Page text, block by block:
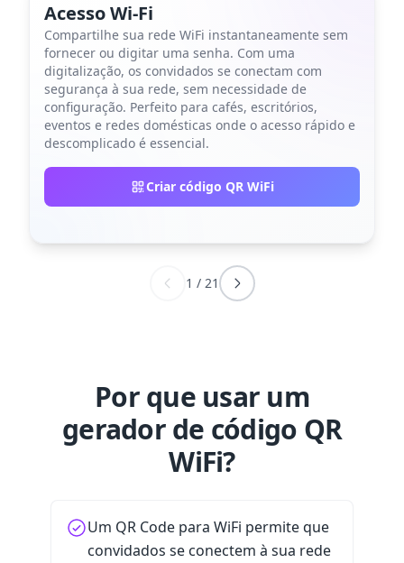
Acesso Wi-Fi
Compartilhe sua rede WiFi instantaneamente sem
fornecer ou digitar uma senha. Com uma
digitalização, os convidados se conectam com
segurança à sua rede, sem necessidade de
configuração. Perfeito para cafés, escritórios,
eventos e redes domésticas onde o acesso rápido e
descomplicado é essencial.
Criar código QR WiFi
1 / 21
Por que usar um
gerador de código QR
WiFi?
Um QR Code para WiFi permite que
convidados se conectem à sua rede